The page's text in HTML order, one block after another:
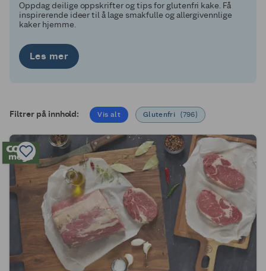
Oppdag deilige oppskrifter og tips for glutenfri kake. Få
inspirerende ideer til å lage smakfulle og allergivennlige
kaker hjemme.
Les mer
Filtrer på innhold: Vis alt Glutenfri (796)